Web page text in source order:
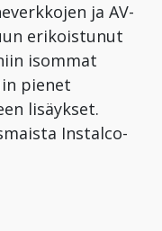
ja AV-
erikoistunut
isommat
pienet
lisäykset.
Instalco-